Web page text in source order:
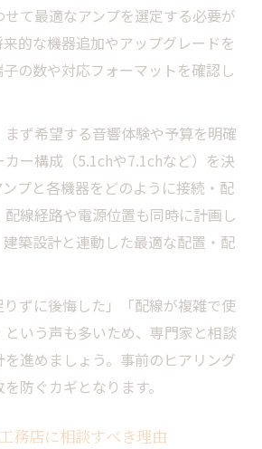
て最適なアンプを選定する必要が
的な機器追加やアップグレードを
の数や対応フォーマットを確認し
ず希望する音響体験や予算を明確
ー構成（5.1chや7.1chなど）を決
プと各機器をどのように接続・配
線経路や電源位置も同時に計画し
築設計と連動した最適な配置・配
りずに後悔した」「配線が複雑で使
いう声も多いため、専門家と相談
を進めましょう。事前のヒアリング
防ぐカギとなります。
務店に相談すべき理由